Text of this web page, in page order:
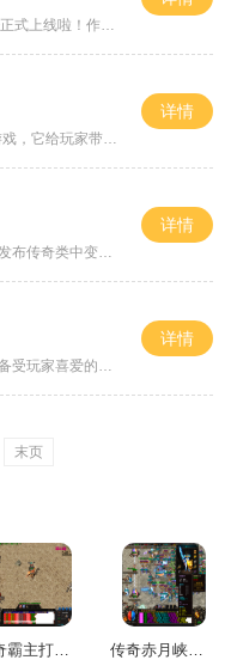
上线送10亿切割的传奇手游已经正式上线啦！作为一款全新的传奇类手游，它将给玩家带来前所未有的游戏体验和刺激。游戏制作精良、玩法丰富多样，每个玩家都能在这个虚拟的游戏世
传奇游戏是一款经典耐玩的2D游戏，它给玩家带来了最真实的角色扮演体验。这款游戏以万人在线为特点，玩家可以与其他玩家进行实时的互动。在传奇游戏中，玩家可以进行各种野外冒
详情
传奇中变手游发布网是一个专门发布传奇类中变手游的网站。作为一款经典的网络游戏，传奇中变手游吸引了众多玩家的关注和喜爱。游戏拥有丰富的玩法和精彩的游戏内容，让玩家们
详情
三端互通单职业传奇手游是一款备受玩家喜爱的经典游戏。无论你是在电脑、手机还是平板上，都可以随时随地畅玩这款令人着迷的游戏。本文将为大家详细介绍这款游戏的玩法特色。
详情
末页
传奇霸主打元宝买精灵划算不 传奇赤月峡谷广场怎么去老巢